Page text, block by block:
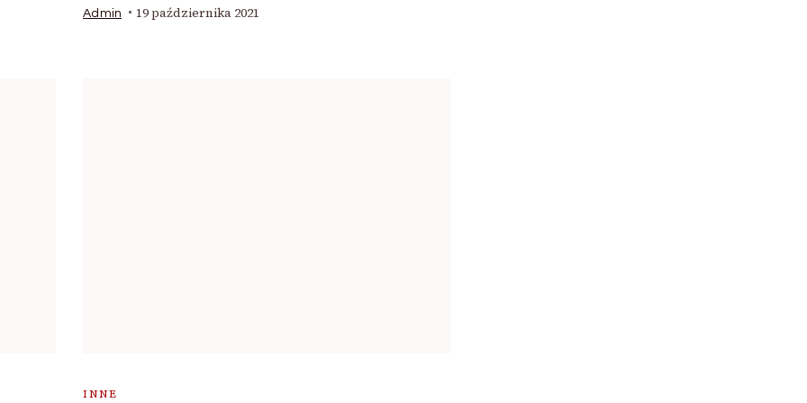
Admin 19 października 2021
INNE